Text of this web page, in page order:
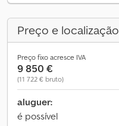
Preço e localização
Preço fixo acresce IVA
9 850 €
(11 722 € bruto)
aluguer:
é possível